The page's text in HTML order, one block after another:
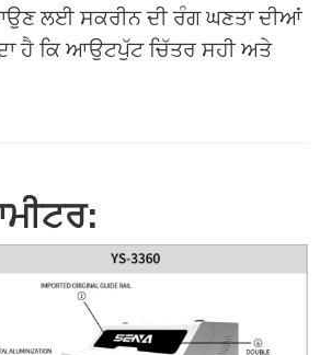
ਲਈ ਸਕਰੀਨ ਦੀ ਰੰਗ ਘਣਤਾ ਦੀਆਂ
ਹੈ ਕਿ ਆਉਟਪੁੱਟ ਚਿੱਤਰ ਸਹੀ ਅਤੇ